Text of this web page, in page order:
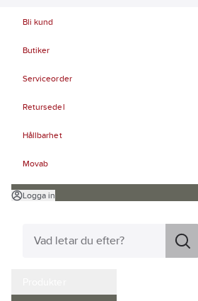
Bli kund
Butiker
Serviceorder
Retursedel
Hållbarhet
Movab
Logga in